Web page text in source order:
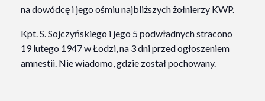
na dowódcę i jego ośmiu najbliższych żołnierzy KWP.
Kpt. S. Sojczyńskiego i jego 5 podwładnych stracono
19 lutego 1947 w Łodzi, na 3 dni przed ogłoszeniem
amnestii. Nie wiadomo, gdzie został pochowany.